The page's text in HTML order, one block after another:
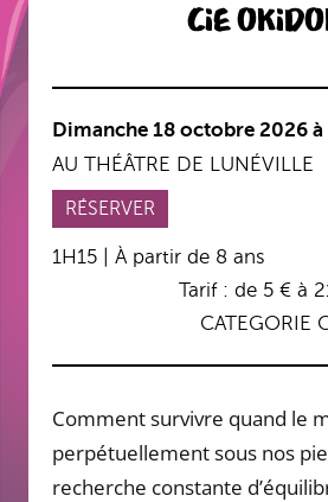
CIE
Dimanche 18 octobre 2026 à
AU THÉÂTRE DE LUNÉVILLE
RÉSERVER
1H15 | À partir de 8 ans
Tarif : de 5 € à
CATEGORIE
Comment survivre quand le
perpétuellement sous nos
recherche constante